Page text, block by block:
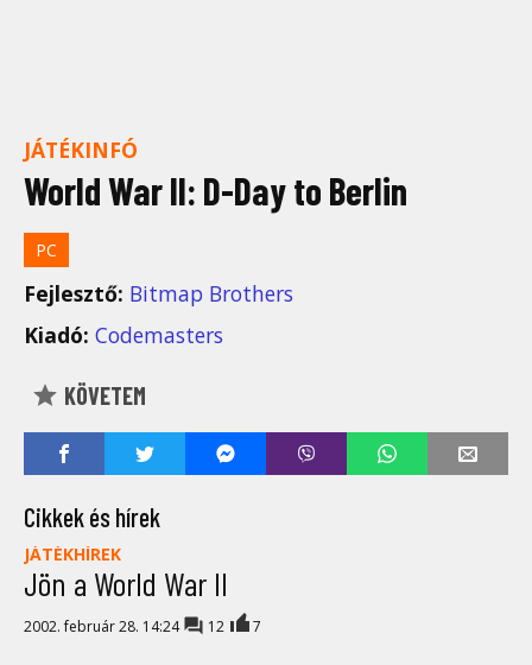
JÁTÉKINFÓ
World War II: D-Day to Berlin
PC
Fejlesztő: Bitmap Brothers
Kiadó: Codemasters
KÖVETEM
Cikkek és hírek
JÁTÉKHÍREK
Jön a World War II
2002. február 28. 14:24 12 7